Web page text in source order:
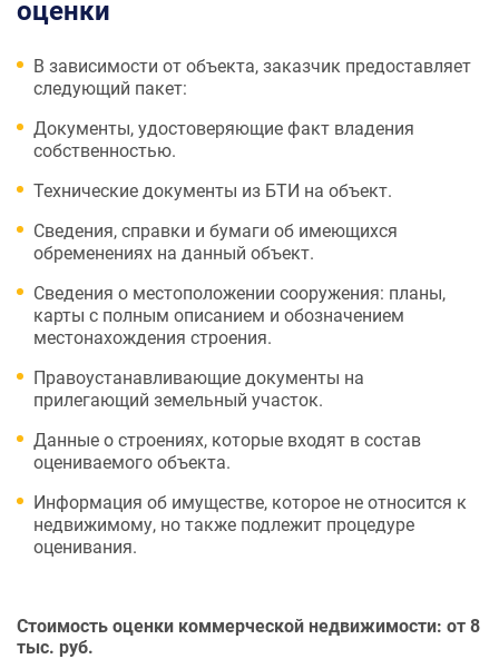
оценки
В зависимости от объекта, заказчик предоставляет
следующий пакет:
Документы, удостоверяющие факт владения
собственностью.
Технические документы из БТИ на объект.
Сведения, справки и бумаги об имеющихся
обременениях на данный объект.
Сведения о местоположении сооружения: планы,
карты с полным описанием и обозначением
местонахождения строения.
Правоустанавливающие документы на
прилегающий земельный участок.
Данные о строениях, которые входят в состав
оцениваемого объекта.
Информация об имуществе, которое не относится к
недвижимому, но также подлежит процедуре
оценивания.
Стоимость оценки коммерческой недвижимости: от 8
тыс. руб.